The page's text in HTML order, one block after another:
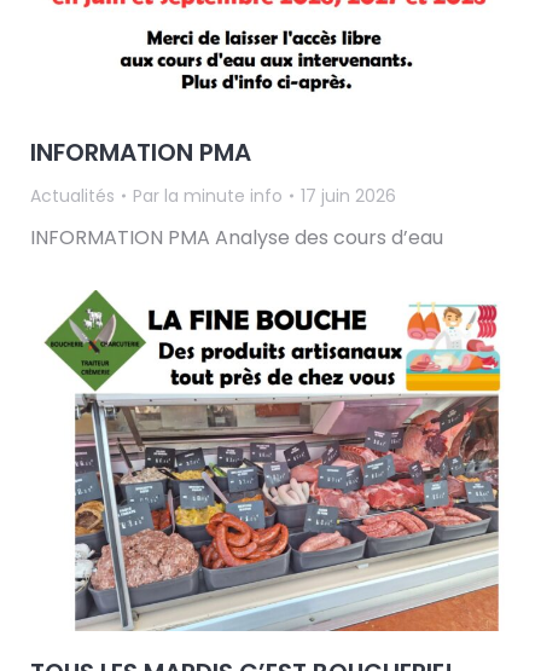
INFORMATION PMA
Actualités Par la minute info 17 juin 2026
INFORMATION PMA Analyse des cours d’eau